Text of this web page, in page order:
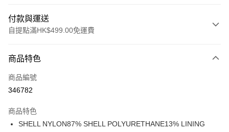
付款與運送
自提點滿HK$499.00免運費
信用卡
Apple Pay
AlipayHK
商品特色
商品編號
346782
商品特色
SHELL NYLON87% SHELL POLYURETHANE13% LINING